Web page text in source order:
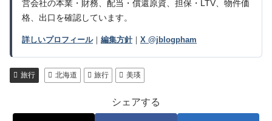
営会社の本業・財務、配当・償還原資、担保・LTV、物件価
格、出口を確認しています。
詳しいプロフィール｜ 編集方針 ｜ X @jblogpham
旅行 北海道 旅行 美瑛
シェアする